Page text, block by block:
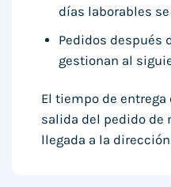
días laborables
Pedidos después
gestionan al
El tiempo de
salida del pedido de
llegada a la